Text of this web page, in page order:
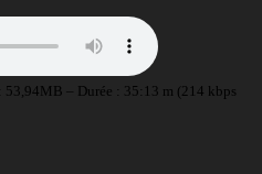
53,94MB – Durée : 35:13 m (214 kbps